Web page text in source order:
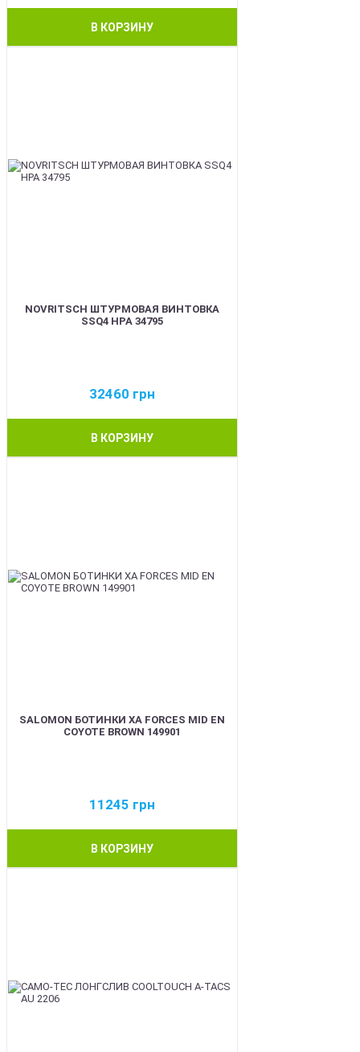
В КОРЗИНУ
NOVRITSCH ШТУРМОВАЯ ВИНТОВКА
SSQ4 HPA 34795
32460 грн
В КОРЗИНУ
SALOMON БОТИНКИ XA FORCES MID EN
COYOTE BROWN 149901
11245 грн
В КОРЗИНУ